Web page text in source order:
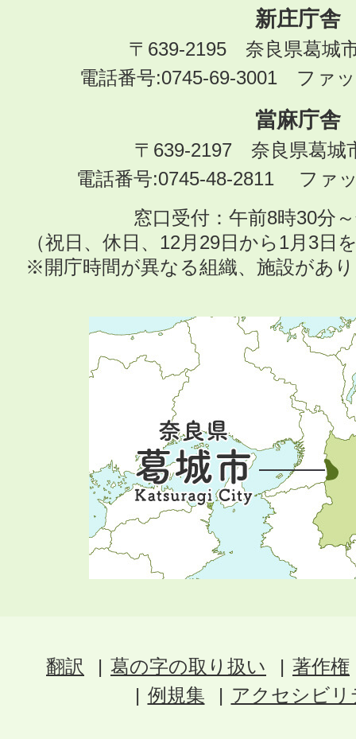
新庄庁舎
〒639-2195 奈良県葛城
電話番号:0745-69-3001 ファ
當麻庁舎
〒639-2197 奈良県葛城
電話番号:0745-48-2811 ファ
窓口受付：午前8時30分
（祝日、休日、12月29日から1月3日
※開庁時間が異なる組織、施設があ
翻訳 葛の字の取り扱い
著作権
例規集
アクセシビ